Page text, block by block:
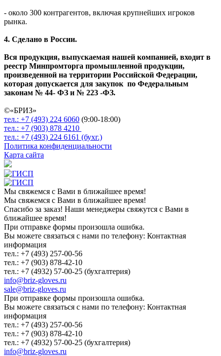
- около 300 контрагентов, включая крупнейших игроков
рынка.
4. Сделано в России.
Вся продукция, выпускаемая нашей компанией, входит в
реестр Минпромторга промышленной продукции,
произведенной на территории Российской Федерации,
которая допускается для закупок по Федеральным
законам № 44- ФЗ и № 223 -ФЗ.
©«БРИЗ»
тел.: +7 (493) 224 6060 (9:00-18:00)
тел.: +7 (903) 878 4210
тел.: +7 (493) 224 6161 (бухг.)
Политика конфиденциальности
Карта сайта
Мы свяжемся с Вами в ближайшее время!
Мы свяжемся с Вами в ближайшее время!
Спасибо за заказ! Наши менеджеры свяжутся с Вами в
ближайшее время!
При отправке формы произошла ошибка.
Вы можете связаться с нами по телефону: Контактная
информация
тел.: +7 (493) 257-00-56
тел.: +7 (903) 878-42-10
тел.: +7 (4932) 57-00-25 (бухгалтерия)
info@briz-gloves.ru
sale@briz-gloves.ru
При отправке формы произошла ошибка.
Вы можете связаться с нами по телефону: Контактная
информация
тел.: +7 (493) 257-00-56
тел.: +7 (903) 878-42-10
тел.: +7 (4932) 57-00-25 (бухгалтерия)
info@briz-gloves.ru